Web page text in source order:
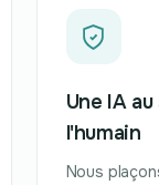
Une IA
l'humain
Nous